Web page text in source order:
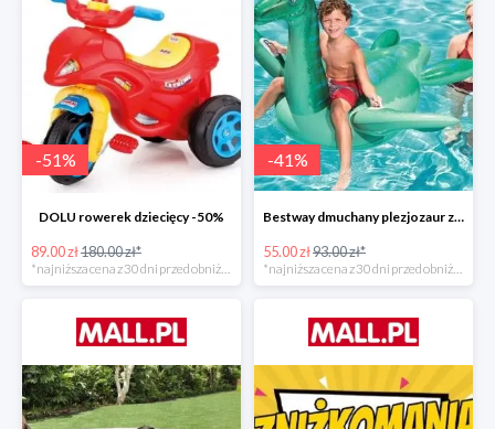
-51%
DOLU rowerek dziecięcy -50%
89.00 zł180.00 zł*
*najniższa cena z 30 dni przed obniżką
-41%
Bestway dmuchany plezjozaur z uchwytami -40%
55.00 zł93.00 zł*
*najniższa cena z 30 dni przed obniżką